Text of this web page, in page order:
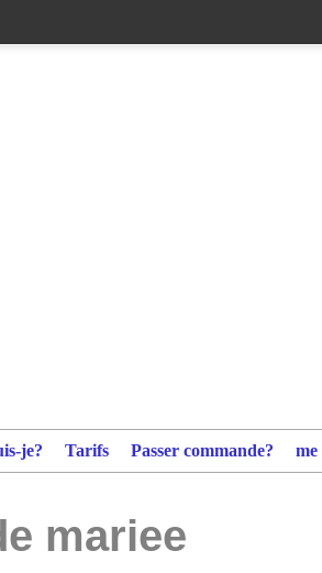
je? Tarifs Passer commande?
mariee